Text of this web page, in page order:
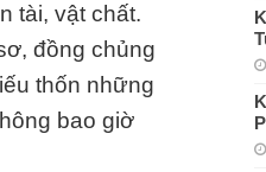
tài, vật chất.
đồng chủng
thốn những
bao giờ